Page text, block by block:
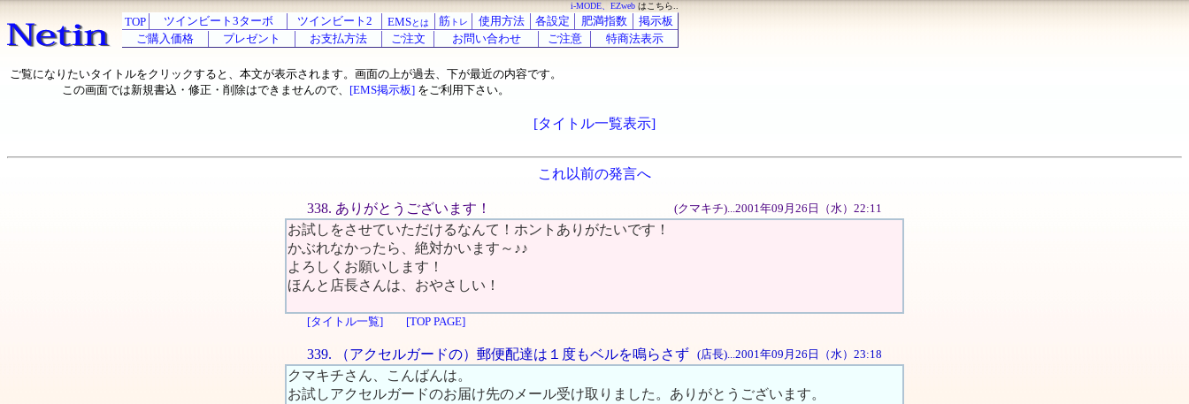
i-MODE、EZweb はこちら..
TOP ツインビート3ターボ ツインビート2 EMSとは 筋 トレ 使用方法 各設定 肥満指数
掲示板
ご購入価格
プレゼント お支払方法 ご注文 お問い合わせ ご注意 特商法表示
ご覧になりたいタイトルをクリックすると、本文が表示されます。画面の上が過去、下が最近の内容です。
この画面では新規書込・修正・削除はできませんので、 [EMS掲示板] をご利用下さい。
[タイトル一覧表示]
これ以前の発言へ
338. ありがとうございます！ (クマキチ)...2001年09月26日（水）22:11
お試しをさせていただけるなんて！ホントありがたいです！
かぶれなかったら、絶対かいます～♪♪
よろしくお願いします！
ほんと店長さんは、おやさしい！
[タイトル一覧] [TOP PAGE]
339. （アクセルガードの）郵便配達は１度もベルを鳴らさず (店長)...2001年09月26日（水）23:18
クマキチさん、こんばんは。
お試しアクセルガードのお届け先のメール受け取りました。ありがとうございます。